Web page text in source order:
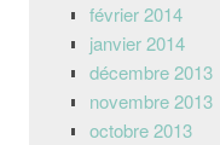
février 2014
janvier 2014
décembre 2013
novembre 2013
octobre 2013